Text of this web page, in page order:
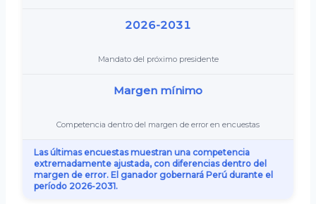
2026-2031
Mandato del próximo presidente
Margen mínimo
Competencia dentro del margen de error en encuestas
Las últimas encuestas muestran una competencia
extremadamente ajustada, con diferencias dentro del
margen de error. El ganador gobernará Perú durante el
período 2026-2031.